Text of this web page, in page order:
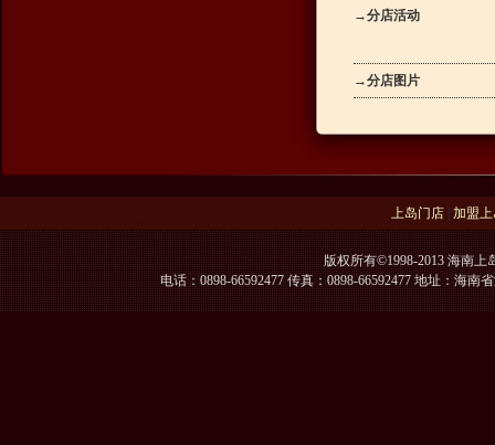
→分店活动
→分店图片
上岛门店 加盟
版权所有©1998-2013 海南上
电话：0898-66592477 传真：0898-66592477 地址：海南